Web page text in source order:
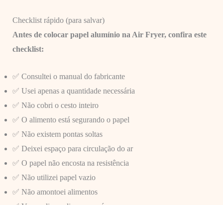
Checklist rápido (para salvar)
Antes de colocar papel alumínio na Air Fryer, confira este
checklist:
✅ Consultei o manual do fabricante
✅ Usei apenas a quantidade necessária
✅ Não cobri o cesto inteiro
✅ O alimento está segurando o papel
✅ Não existem pontas soltas
✅ Deixei espaço para circulação do ar
✅ O papel não encosta na resistência
✅ Não utilizei papel vazio
✅ Não amontoei alimentos